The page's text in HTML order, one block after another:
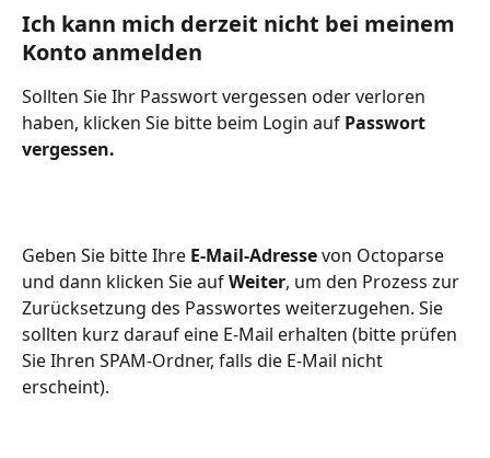
Ich kann mich derzeit nicht bei meinem
Konto anmelden
Sollten Sie Ihr Passwort vergessen oder verloren
haben, klicken Sie bitte beim Login auf Passwort
vergessen.
Geben Sie bitte Ihre E-Mail-Adresse von Octoparse
und dann klicken Sie auf Weiter, um den Prozess zur
Zurücksetzung des Passwortes weiterzugehen. Sie
sollten kurz darauf eine E-Mail erhalten (bitte prüfen
Sie Ihren SPAM-Ordner, falls die E-Mail nicht
erscheint).